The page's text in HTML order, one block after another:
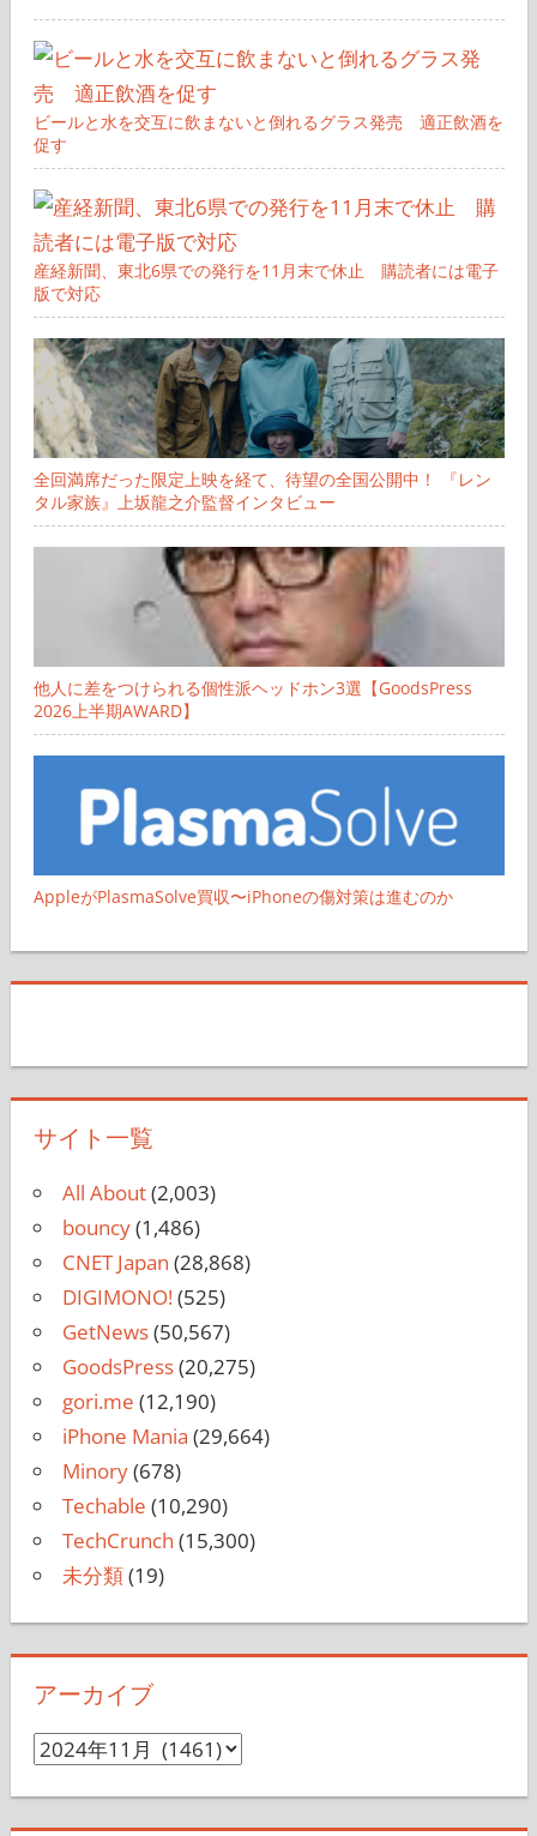
ビールと水を交互に飲まないと倒れるグラス発売 適正飲酒を
促す
産経新聞、東北6県での発行を11月末で休止 購読者には電子
版で対応
全回満席だった限定上映を経て、待望の全国公開中！ 『レン
タル家族』上坂龍之介監督インタビュー
他人に差をつけられる個性派ヘッドホン3選【GoodsPress
2026上半期AWARD】
AppleがPlasmaSolve買収〜iPhoneの傷対策は進むのか
サイト一覧
All About(2,003)
bouncy(1,486)
CNET Japan (28,868)
DIGIMONO!(525)
GetNews(50,567)
GoodsPress(20,275)
gori.me (12,190)
iPhone Mania (29,664)
Minory(678)
Techable (10,290)
TechCrunch (15,300)
未分類(19)
アーカイブ
ア